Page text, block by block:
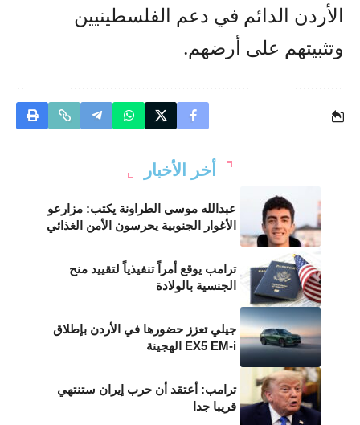
الأردن الدائم في دعم الفلسطينيين
وتثبيتهم على أرضهم.
أخر الأخبار
عبدالله موسى الطراونة يكتب: مزارعو
الأغوار الجنوبية يحرسون الأمن الغذائي
ترامب يوقع أمراً تنفيذياً لتقييد منح
الجنسية بالولادة
جيلي تعزز حضورها في الأردن بإطلاق
EX5 EM-i الهجينة
ترامب: أعتقد أن حرب إيران ستنتهي
قريبا جدا